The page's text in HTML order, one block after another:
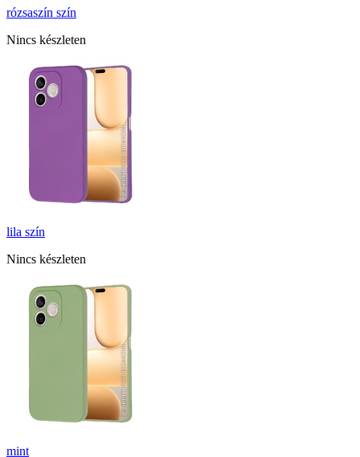
rózsaszín szín
Nincs készleten
lila szín
Nincs készleten
mint